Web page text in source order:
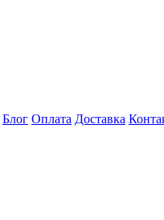
Блог Оплата Доставка